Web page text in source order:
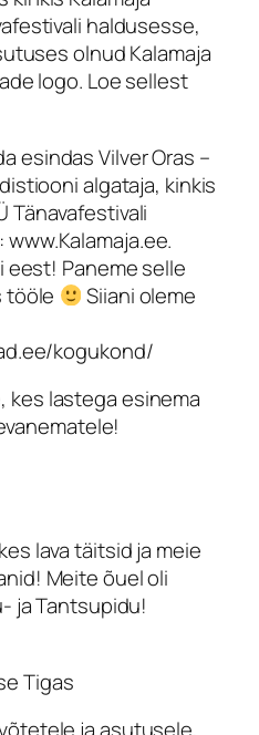
haldusesse,
olnud Kalamaja
logo. Loe sellest
esindas Vilver Oras –
algataja, kinkis
Tänavafestivali
Paneme selle
tööle
Siiani oleme
kogukond/
kes lastega esinema
lava täitsid ja meie
Meite õuel oli
ja Tantsupidu!
Tigas